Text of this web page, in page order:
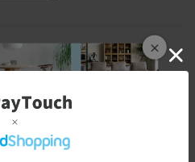
×
、
訴えるデザインとなっています。
が増す素材。
要なものの、
プロセス経て、